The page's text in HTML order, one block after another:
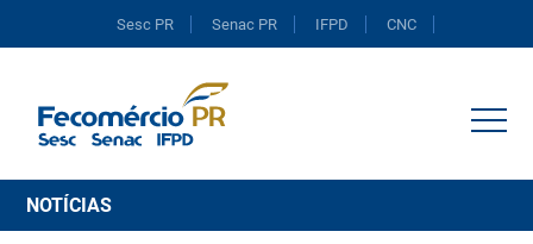
Sesc PR Senac PR IFPD CNC
NOTÍCIAS